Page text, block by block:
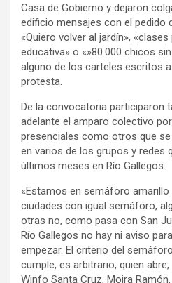
Casa de Gobierno y dejaron
edificio mensajes con el pedido
«Quiero volver al jardín»,
educativa» o «»80.000 chicos
alguno de los carteles escritos
protesta.
De la convocatoria participaron
adelante el amparo colectivo
presenciales como otros que
en varios de los grupos y redes
últimos meses en Río Gallegos.
«Estamos en semáforo
ciudades con igual semáforo,
otras no, como pasa con San
Río Gallegos no hay ni aviso
empezar. El criterio del
cumple, es arbitrario, quien
Winfo Santa Cruz, Moira